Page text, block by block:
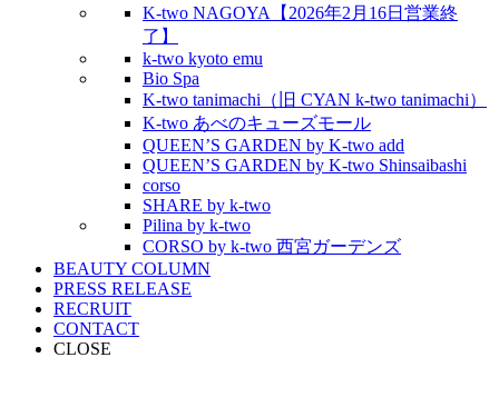
K-two NAGOYA【2026年2月16日営業終
了】
k-two kyoto emu
Bio Spa
K-two tanimachi（旧 CYAN k-two tanimachi）
K-two あべのキューズモール
QUEEN’S GARDEN by K-two add
QUEEN’S GARDEN by K-two Shinsaibashi
corso
SHARE by k-two
Pilina by k-two
CORSO by k-two 西宮ガーデンズ
BEAUTY COLUMN
PRESS RELEASE
RECRUIT
CONTACT
CLOSE